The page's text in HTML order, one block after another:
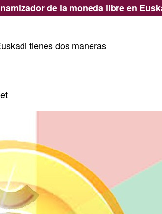
de la moneda libre en
tienes dos maneras